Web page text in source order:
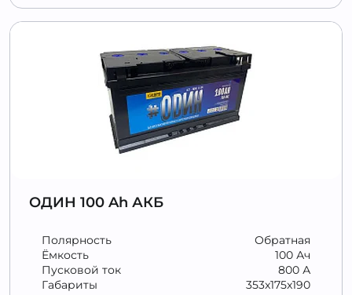
ОДИН 100 Ah АКБ
Обратная
Полярность
100 Ач
Ёмкость
800 А
Пусковой ток
353x175x190
Габариты